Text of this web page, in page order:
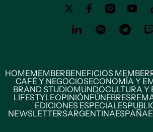
HOMEMEMBERBENEFICIOS MEMBER
CAFÉ Y NEGOCIOSECONOMÍA Y
BRAND STUDIOMUNDOCULTURA Y
LIFESTYLEOPINIÓNFÚNEBRES
EDICIONES ESPECIALES
NEWSLETTERSARGENTINAESPAÑA